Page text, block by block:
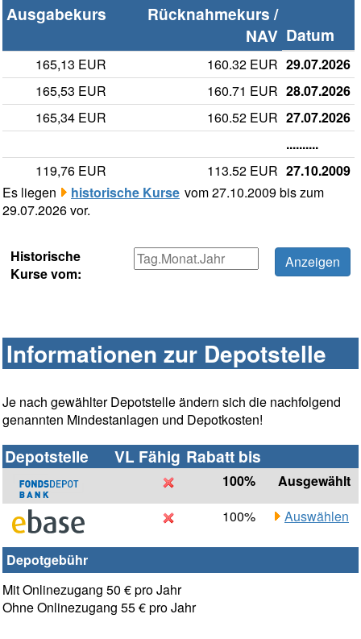
Ausgabekurs
Rücknahmekurs /
NAV Datum
165,13 EUR 160.32 EUR 29.07.2026
165,53 EUR
160.71 EUR 28.07.2026
165,34 EUR
160.52 EUR 27.07.2026
..........
119,76 EUR
113.52 EUR 27.10.2009
Es liegen
historische Kurse vom 27.10.2009 bis zum
29.07.2026 vor.
Historische
Kurse vom:
Informationen zur Depotstelle
Je nach gewählter Depotstelle ändern sich die nachfolgend
genannten Mindestanlagen und Depotkosten!
Depotstelle VL Fähig Rabatt bis
100%
Ausgewählt
100%
Auswählen
Depotgebühr
Mit Onlinezugang 50 € pro Jahr
Ohne Onlinezugang 55 € pro Jahr